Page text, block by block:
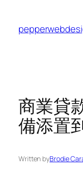
content
商業貸
備添置
Written byBrodie